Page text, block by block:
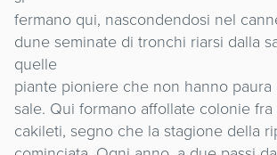
fermano qui, nascondendosi nel
dune seminate di tronchi riarsi dalla
quelle
piante pioniere che non hanno
sale. Qui formano affollate colonie
cakileti, segno che la stagione della